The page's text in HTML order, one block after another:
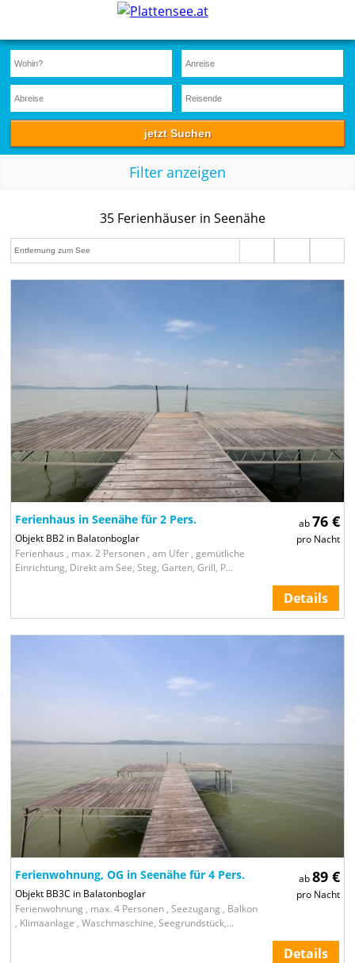
Filter anzeigen
2
4
This page can't load Google Maps correctly.
Do you own this website? OK
35 Ferienhäuser in Seenähe
ab76 €
pro Nacht
Ferienhaus in Seenähe für 2 Pers.
Objekt BB2 in Balatonboglar
Ferienhaus , max. 2 Personen , am Ufer , gemütliche
Einrichtung, Direkt am See, Steg, Garten, Grill, P...
Details
ab89 €
pro Nacht
Ferienwohnung, OG in Seenähe für 4 Pers.
Objekt BB3C in Balatonboglar
Ferienwohnung , max. 4 Personen , Seezugang , Balkon
, Klimaanlage , Waschmaschine, Seegrundstück,...
Details